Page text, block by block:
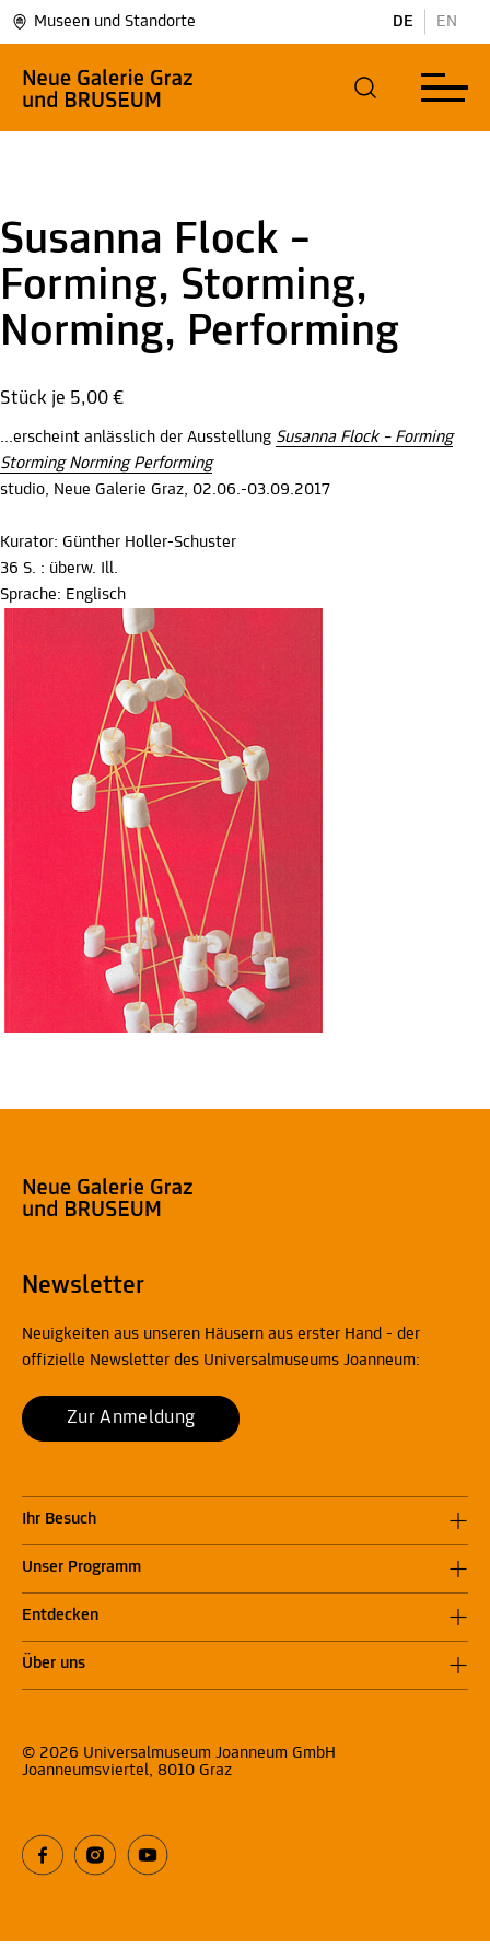
Museen und Standorte DE EN
Susanna Flock –
Forming, Storming,
Norming, Performing
Stück je 5,00 €
...erscheint anlässlich der Ausstellung Susanna Flock – Forming
Storming Norming Performing
studio, Neue Galerie Graz, 02.06.-03.09.2017
Kurator: Günther Holler-Schuster
36 S. : überw. Ill.
Sprache: Englisch
Newsletter
Neuigkeiten aus unseren Häusern aus erster Hand - der
offizielle Newsletter des Universalmuseums Joanneum:
Zur Anmeldung
Ihr Besuch
Unser Programm
Entdecken
Über uns
© 2026 Universalmuseum Joanneum GmbH
Joanneumsviertel, 8010 Graz